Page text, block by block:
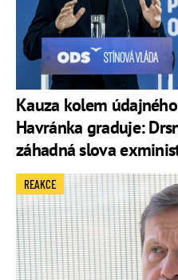
Kauza kolem
Havránka graduje:
záhadná slova
REAKCE